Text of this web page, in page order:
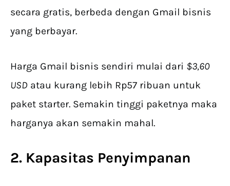
secara gratis, berbeda dengan Gmail bisnis
yang berbayar.
Harga Gmail bisnis sendiri mulai dari $3,60
USD atau kurang lebih Rp57 ribuan untuk
paket starter. Semakin tinggi paketnya maka
harganya akan semakin mahal.
2. Kapasitas Penyimpanan